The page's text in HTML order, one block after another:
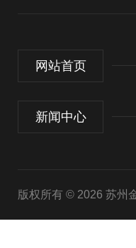
网站首页
新闻中心
版权所有 © 2026 苏州